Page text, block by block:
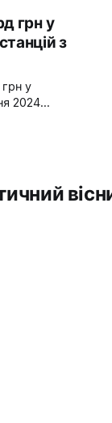
запитала
–
системи
грн у
з